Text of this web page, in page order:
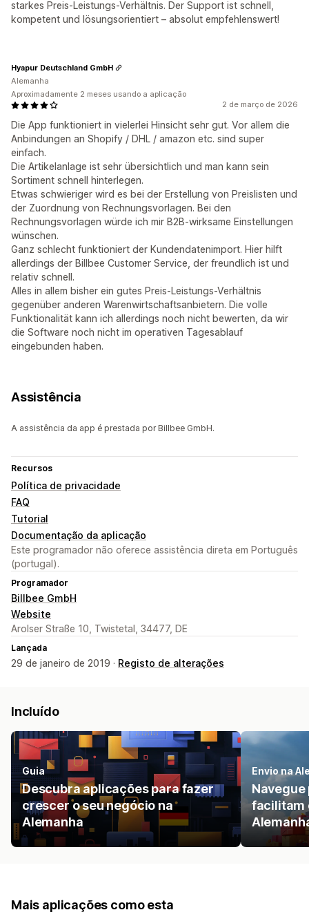
starkes Preis-Leistungs-Verhältnis. Der Support ist schnell,
kompetent und lösungsorientiert – absolut empfehlenswert!
2 de março de 2026
Die App funktioniert in vielerlei Hinsicht sehr gut. Vor allem die
Anbindungen an Shopify / DHL / amazon etc. sind super
einfach.
Die Artikelanlage ist sehr übersichtlich und man kann sein
Sortiment schnell hinterlegen.
Etwas schwieriger wird es bei der Erstellung von Preislisten und
der Zuordnung von Rechnungsvorlagen. Bei den
Rechnungsvorlagen würde ich mir B2B-wirksame Einstellungen
wünschen.
Ganz schlecht funktioniert der Kundendatenimport. Hier hilft
allerdings der Billbee Customer Service, der freundlich ist und
relativ schnell.
Alles in allem bisher ein gutes Preis-Leistungs-Verhältnis
gegenüber anderen Warenwirtschaftsanbietern. Die volle
Funktionalität kann ich allerdings noch nicht bewerten, da wir
die Software noch nicht im operativen Tagesablauf
eingebunden haben.
Hyapur Deutschland GmbH
Alemanha
Aproximadamente 2 meses usando a aplicação
Assistência
A assistência da app é prestada por Billbee GmbH.
Recursos
Política de privacidade
FAQ
Tutorial
Documentação da aplicação
Este programador não oferece assistência direta em Português
(portugal).
Programador
Billbee GmbH
Website
Arolser Straße 10, Twistetal, 34477, DE
Lançada
29 de janeiro de 2019 · Registo de alterações
Incluído
Guia
Descubra aplicações para fazer
crescer o seu negócio na
Alemanha
Envio na
facilitam
Mais aplicações como esta